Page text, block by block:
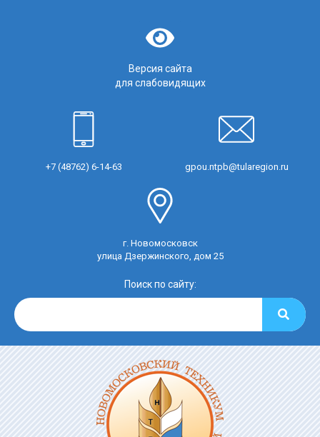
Версия сайта
для слабовидящих
+7 (48762) 6-14-63 gpou.ntpb@tularegion.ru
г. Новомосковск
улица Дзержинского, дом 25
Поиск по сайту: